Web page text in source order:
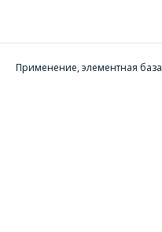
Применение, элементная база